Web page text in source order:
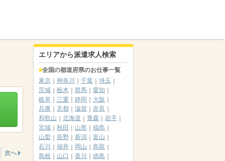
次へ
エリアから派遣求人検索
全国の都道府県のお仕事一覧
東京
神奈川 千葉
埼玉
茨城
栃木 群馬
愛知
岐阜
三重 静岡
大阪
兵庫
京都 滋賀
奈良
和歌山
北海道 青森
岩手
宮城
秋田 山形
福島
山梨
長野 新潟
富山
石川
福井 岡山
鳥取
島根
山口 香川
徳島